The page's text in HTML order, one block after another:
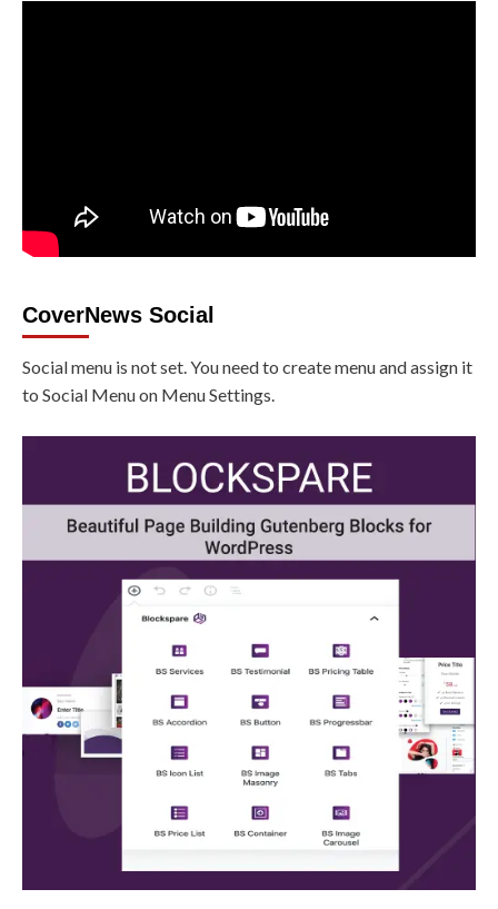
CoverNews Social
Social menu is not set. You need to create menu and assign it
to Social Menu on Menu Settings.